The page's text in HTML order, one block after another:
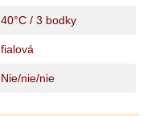
40°C / 3 bodky
fialová
Nie/nie/nie